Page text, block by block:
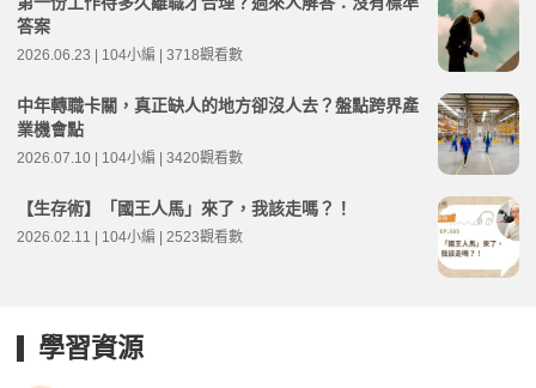
答案
2026.06.23 | 104小編 | 3718觀看數
中年轉職卡關，真正缺人的地方卻沒人去？盤點跨界產
業機會點
2026.07.10 | 104小編 | 3420觀看數
【生存術】「國王人馬」來了，我該走嗎？！
2026.02.11 | 104小編 | 2523觀看數
學習資源